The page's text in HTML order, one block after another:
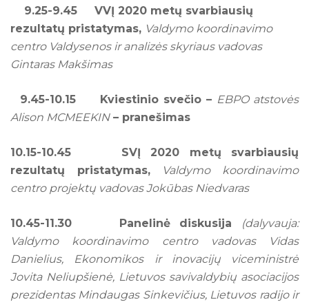
9.25-9.45 VVĮ 2020 metų svarbiausių
rezultatų pristatymas, Valdymo koordinavimo
centro Valdysenos ir analizės skyriaus vadovas
Gintaras Makšimas
9.45-10.15 Kviestinio svečio – EBPO atstovės
Alison MCMEEKIN– pranešimas
10.15-10.45 SVĮ 2020 metų svarbiausių
rezultatų pristatymas,
Valdymo koordinavimo
centro projektų vadovas Jokūbas Niedvaras
10.45-11.30 Panelinė diskusija
(dalyvauja:
Valdymo koordinavimo centro vadovas Vidas
Danielius, Ekonomikos ir inovacijų viceministrė
Jovita Neliupšienė, Lietuvos savivaldybių asociacijos
prezidentas Mindaugas Sinkevičius, Lietuvos radijo ir